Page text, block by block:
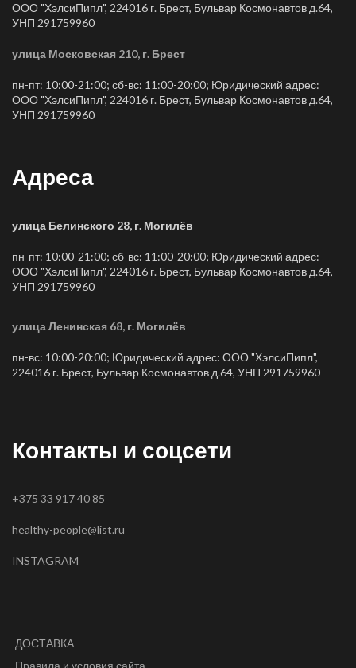
ООО "ХэлсиПипл", 224016 г. Брест, Бульвар Космонавтов д.64,
УНП 291759960
улица Московская 210, г. Брест
пн-пт: 10:00-21:00; сб-вс: 11:00-20:00; Юридический адрес:
ООО "ХэлсиПипл", 224016 г. Брест, Бульвар Космонавтов д.64,
УНП 291759960
Адреса
улица Белинского 28, г. Могилёв
пн-пт: 10:00-21:00; сб-вс: 11:00-20:00; Юридический адрес:
ООО "ХэлсиПипл", 224016 г. Брест, Бульвар Космонавтов д.64,
УНП 291759960
улица Ленинская 68, г. Могилёв
пн-вс: 10:00-20:00; Юридический адрес: ООО "ХэлсиПипл",
224016 г. Брест, Бульвар Космонавтов д.64, УНП 291759960
Контакты и соцсети
+375 33 917 40 85
healthy-people@list.ru
INSTAGRAM
ДОСТАВКА
Правила и условия сайта